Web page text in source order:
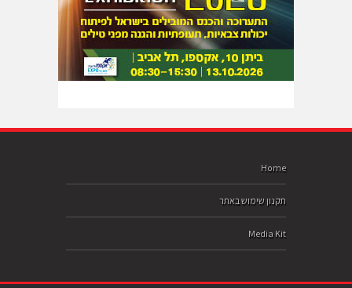
Home
תקנון שימוש באתר
Media Kit